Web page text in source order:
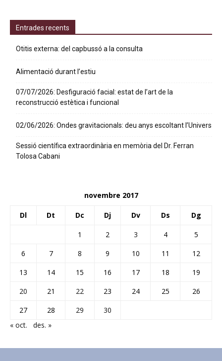
Entrades recents
Otitis externa: del capbussó a la consulta
Alimentació durant l’estiu
07/07/2026: Desfiguració facial: estat de l’art de la
reconstrucció estètica i funcional
02/06/2026: Ondes gravitacionals: deu anys escoltant l’Univers
Sessió científica extraordinària en memòria del Dr. Ferran
Tolosa Cabani
novembre 2017
Dl Dt Dc Dj Dv Ds Dg
1 2 3 4
5
6
7 8 9 10 11
12
13
14 15 16 17 18
19
20
21 22 23 24 25
26
27
28 29
30
« oct.
des. »